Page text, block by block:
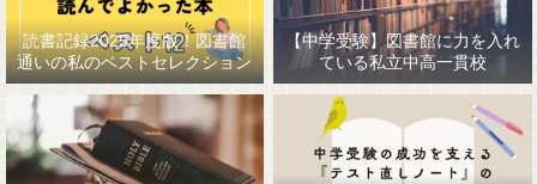
読書記録2025年度版！図書館
通いの私のベストセレクション
【中学受験】図書館に力を入れ
ている私立中高一貫校